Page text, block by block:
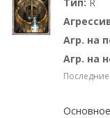
Агр. на
Агр. на